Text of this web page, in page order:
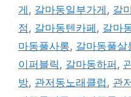
게 , 갈마동일부가게 , 갈
점 , 갈마동텐카페 , 갈마
마동풀사롱, 갈마동풀살
이퍼블릭 , 갈마동하퍼 ,
방, 관저동노래클럽 , 관